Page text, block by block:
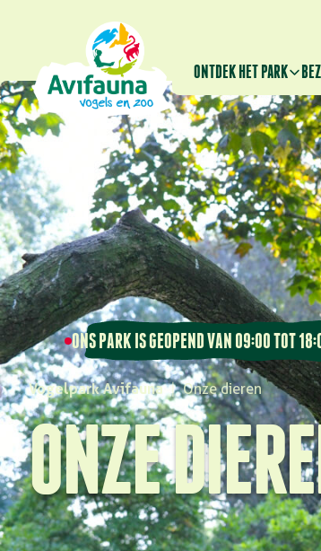
ONTDEK HET PARK
ONS PARK IS GEOPEND VAN 09:00 TOT
Vogelpark Avifauna | Onze dieren
ONZE